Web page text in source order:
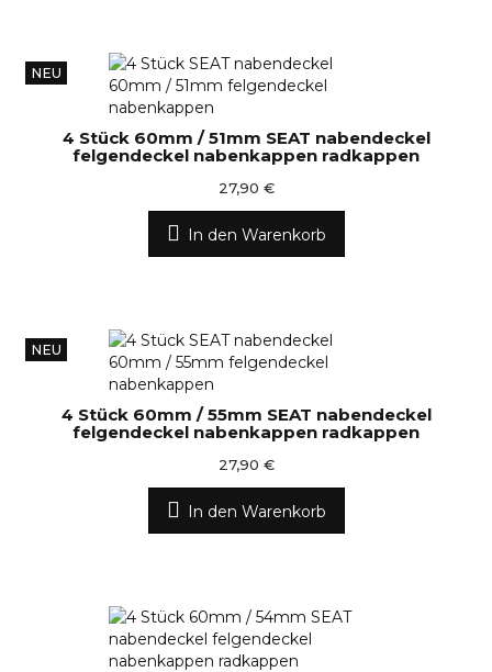
NEU
4 Stück 60mm / 51mm SEAT nabendeckel
felgendeckel nabenkappen radkappen
27,90 €
In den Warenkorb
NEU
4 Stück 60mm / 55mm SEAT nabendeckel
felgendeckel nabenkappen radkappen
27,90 €
In den Warenkorb